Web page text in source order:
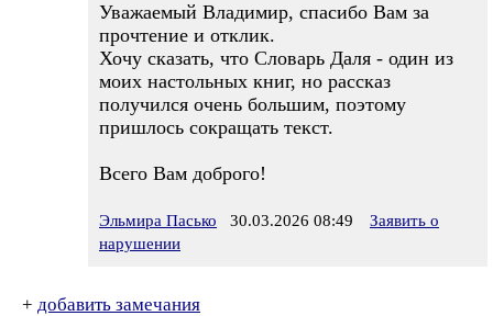
Уважаемый Владимир, спасибо Вам за
прочтение и отклик.
Хочу сказать, что Словарь Даля - один из
моих настольных книг, но рассказ
получился очень большим, поэтому
пришлось сокращать текст.
Всего Вам доброго!
Эльмира Пасько 30.03.2026 08:49
Заявить о
нарушении
+ добавить замечания